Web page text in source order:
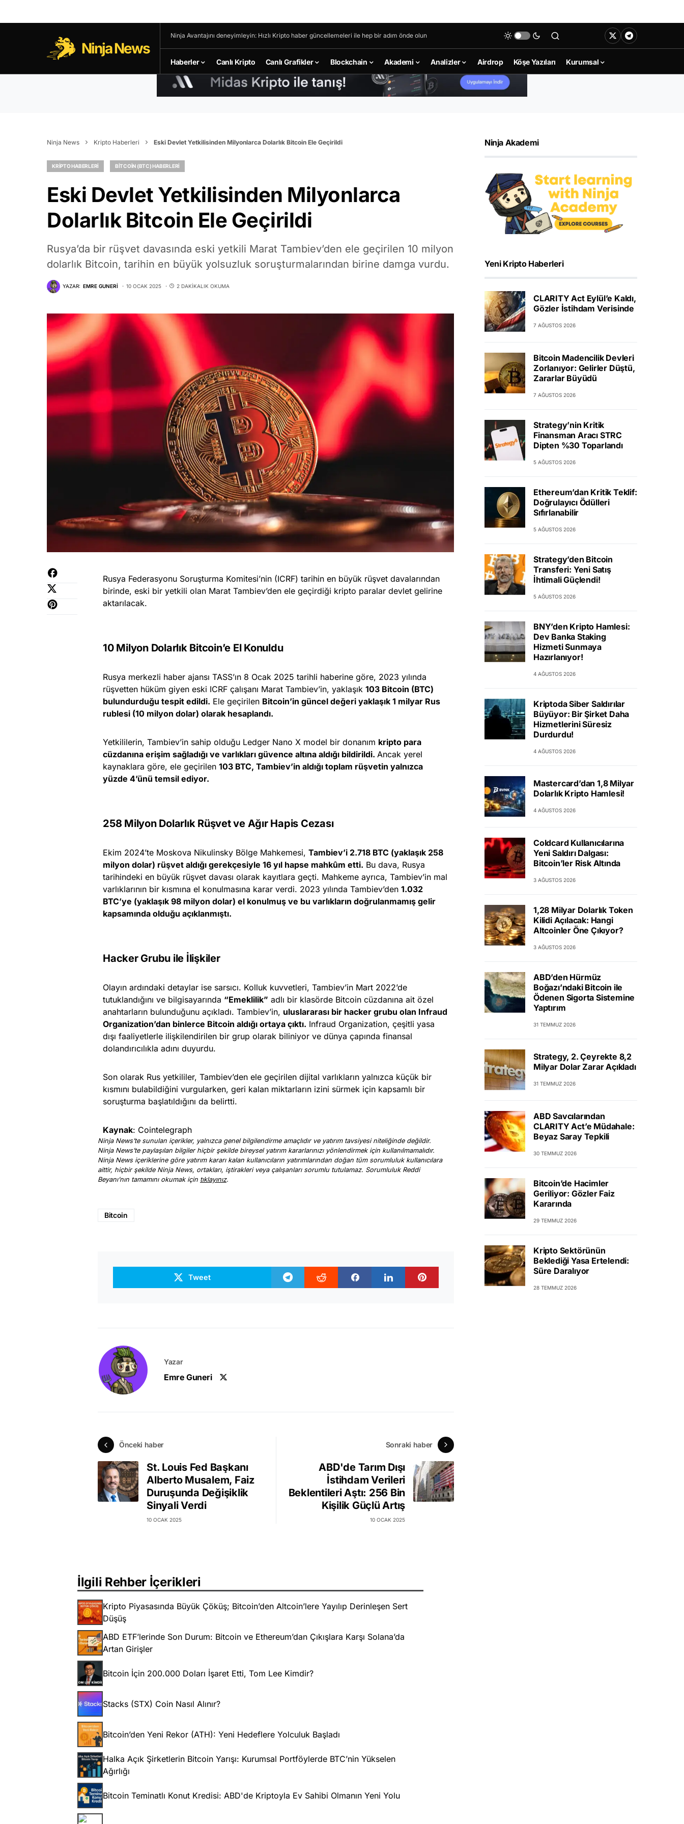
Ninja News
Ninja Avantajını deneyimleyin: Hızlı Kripto haber güncellemeleri ile hep bir adım önde olun
Haberler Canlı Kripto Canlı Grafikler Blockchain Akademi Analizler Airdrop Köşe Yazıları Kurumsal
Ninja News Kripto Haberleri Eski Devlet Yetkilisinden Milyonlarca Dolarlık Bitcoin Ele Geçirildi
KRIPTO HABERLERI BITCOIN (BTC) HABERLERI
Eski Devlet Yetkilisinden Milyonlarca
Dolarlık Bitcoin Ele Geçirildi
Rusya’da bir rüşvet davasında eski yetkili Marat Tambiev’den ele geçirilen 10 milyon
dolarlık Bitcoin, tarihin en büyük yolsuzluk soruşturmalarından birine damga vurdu.
YAZAR: EMRE GUNERI 10 OCAK 2025 2 DAKIKALIK OKUMA
Rusya Federasyonu Soruşturma Komitesi’nin (ICRF) tarihin en büyük rüşvet davalarından
birinde, eski bir yetkili olan Marat Tambiev’den ele geçirdiği kripto paralar devlet gelirine
aktarılacak.
10 Milyon Dolarlık Bitcoin’e El Konuldu
Rusya merkezli haber ajansı TASS’ın 8 Ocak 2025 tarihli haberine göre, 2023 yılında
rüşvetten hüküm giyen eski ICRF çalışanı Marat Tambiev’in, yaklaşık 103 Bitcoin (BTC)
bulundurduğu tespit edildi. Ele geçirilen Bitcoin’in güncel değeri yaklaşık 1 milyar Rus
rublesi (10 milyon dolar) olarak hesaplandı.
Yetkililerin, Tambiev’in sahip olduğu Ledger Nano X model bir donanım kripto para
cüzdanına erişim sağladığı ve varlıkları güvence altına aldığı bildirildi. Ancak yerel
kaynaklara göre, ele geçirilen 103 BTC, Tambiev’in aldığı toplam rüşvetin yalnızca
yüzde 4’ünü temsil ediyor.
258 Milyon Dolarlık Rüşvet ve Ağır Hapis Cezası
Ekim 2024’te Moskova Nikulinsky Bölge Mahkemesi, Tambiev’i 2.718 BTC (yaklaşık 258
milyon dolar) rüşvet aldığı gerekçesiyle 16 yıl hapse mahkûm etti. Bu dava, Rusya
tarihindeki en büyük rüşvet davası olarak kayıtlara geçti. Mahkeme ayrıca, Tambiev’in mal
varlıklarının bir kısmına el konulmasına karar verdi. 2023 yılında Tambiev’den 1.032
BTC’ye (yaklaşık 98 milyon dolar) el konulmuş ve bu varlıkların doğrulanmamış gelir
kapsamında olduğu açıklanmıştı.
Hacker Grubu ile İlişkiler
Olayın ardındaki detaylar ise sarsıcı. Kolluk kuvvetleri, Tambiev’in Mart 2022’de
tutuklandığını ve bilgisayarında “Emeklilik” adlı bir klasörde Bitcoin cüzdanına ait özel
anahtarların bulunduğunu açıkladı. Tambiev’in, uluslararası bir hacker grubu olan Infraud
Organization’dan binlerce Bitcoin aldığı ortaya çıktı. Infraud Organization, çeşitli yasa
dışı faaliyetlerle ilişkilendirilen bir grup olarak biliniyor ve dünya çapında finansal
dolandırıcılıkla adını duyurdu.
Son olarak Rus yetkililer, Tambiev’den ele geçirilen dijital varlıkların yalnızca küçük bir
kısmını bulabildiğini vurgularken, geri kalan miktarların izini sürmek için kapsamlı bir
soruşturma başlatıldığını da belirtti.
Kaynak: Cointelegraph
Ninja News’te sunulan içerikler, yalnızca genel bilgilendirme amaçlıdır ve yatırım tavsiyesi niteliğinde değildir.
Ninja News’te paylaşılan bilgiler hiçbir şekilde bireysel yatırım kararlarınızı yönlendirmek için kullanılmamalıdır.
Ninja News içeriklerine göre yatırım kararı kalan kullanıcıların yatırımlarından doğan tüm sorumluluk kullanıcılara
aittir, hiçbir şekilde Ninja News, ortakları, iştirakleri veya çalışanları sorumlu tutulamaz. Sorumluluk Reddi
Beyanı’nın tamamını okumak için tıklayınız.
Bitcoin
Tweet
Yazar
Emre Guneri
Önceki haber
St. Louis Fed Başkanı
Alberto Musalem, Faiz
Duruşunda Değişiklik
Sinyali Verdi
10 OCAK 2025
Sonraki haber
ABD'de Tarım Dışı
İstihdam Verileri
Beklentileri Aştı: 256 Bin
Kişilik Güçlü Artış
10 OCAK 2025
İlgili Rehber İçerikleri
Kripto Piyasasında Büyük Çöküş; Bitcoin’den Altcoin’lere Yayılıp Derinleşen Sert
Düşüş
ABD ETF’lerinde Son Durum: Bitcoin ve Ethereum’dan Çıkışlara Karşı Solana’da
Artan Girişler
Bitcoin İçin 200.000 Doları İşaret Etti, Tom Lee Kimdir?
Stacks (STX) Coin Nasıl Alınır?
Bitcoin’den Yeni Rekor (ATH): Yeni Hedeflere Yolculuk Başladı
Halka Açık Şirketlerin Bitcoin Yarışı: Kurumsal Portföylerde BTC’nin Yükselen
Ağırlığı
Bitcoin Teminatlı Konut Kredisi: ABD'de Kriptoyla Ev Sahibi Olmanın Yeni Yolu
Ninja Akademi
Yeni Kripto Haberleri
CLARITY Act Eylül’e Kaldı,
Gözler İstihdam Verisinde
7 AĞUSTOS 2026
Bitcoin Madencilik Devleri
Zorlanıyor: Gelirler Düştü,
Zararlar Büyüdü
7 AĞUSTOS 2026
Strategy’nin Kritik
Finansman Aracı STRC
Dipten %30 Toparlandı
5 AĞUSTOS 2026
Ethereum’dan Kritik Teklif:
Doğrulayıcı Ödülleri
Sıfırlanabilir
5 AĞUSTOS 2026
Strategy’den Bitcoin
Transferi: Yeni Satış
İhtimali Güçlendi!
5 AĞUSTOS 2026
BNY’den Kripto Hamlesi:
Dev Banka Staking
Hizmeti Sunmaya
Hazırlanıyor!
4 AĞUSTOS 2026
Kriptoda Siber Saldırılar
Büyüyor: Bir Şirket Daha
Hizmetlerini Süresiz
Durdurdu!
4 AĞUSTOS 2026
Mastercard’dan 1,8 Milyar
Dolarlık Kripto Hamlesi!
4 AĞUSTOS 2026
Coldcard Kullanıcılarına
Yeni Saldırı Dalgası:
Bitcoin’ler Risk Altında
3 AĞUSTOS 2026
1,28 Milyar Dolarlık Token
Kilidi Açılacak: Hangi
Altcoinler Öne Çıkıyor?
3 AĞUSTOS 2026
ABD’den Hürmüz
Boğazı’ndaki Bitcoin ile
Ödenen Sigorta Sistemine
Yaptırım
31 TEMMUZ 2026
Strategy, 2. Çeyrekte 8,2
Milyar Dolar Zarar Açıkladı
31 TEMMUZ 2026
ABD Savcılarından
CLARITY Act’e Müdahale:
Beyaz Saray Tepkili
30 TEMMUZ 2026
Bitcoin’de Hacimler
Geriliyor: Gözler Faiz
Kararında
29 TEMMUZ 2026
Kripto Sektörünün
Beklediği Yasa Ertelendi:
Süre Daralıyor
28 TEMMUZ 2026